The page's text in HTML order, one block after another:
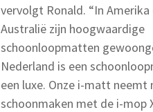
vervolgt Ronald. “In Amerika
Australië zijn hoogwaardige
schoonloopmatten
Nederland is een
een luxe. Onze i-matt neemt
schoonmaken met de i-mop